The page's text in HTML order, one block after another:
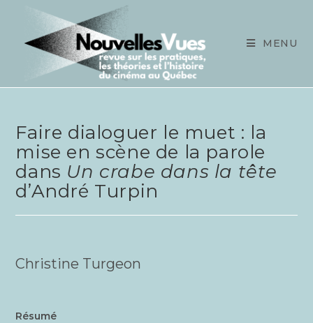
content
MENU
Faire dialoguer le muet : la
mise en scène de la parole
dans Un crabe dans la tête
d’André Turpin
Chris­tine Turgeon
Résu­mé